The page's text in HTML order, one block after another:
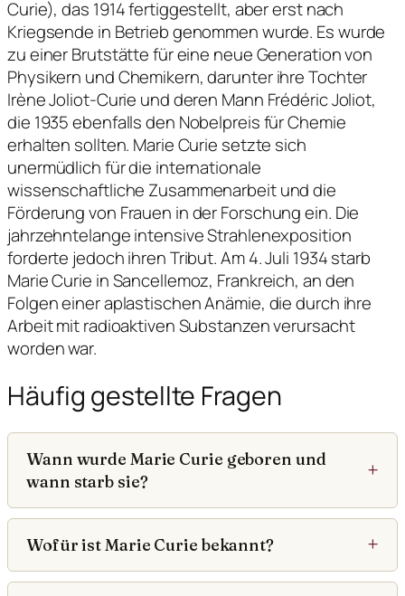
Curie), das 1914 fertiggestellt, aber erst nach
Kriegsende in Betrieb genommen wurde. Es wurde
zu einer Brutstätte für eine neue Generation von
Physikern und Chemikern, darunter ihre Tochter
Irène Joliot-Curie und deren Mann Frédéric Joliot,
die 1935 ebenfalls den Nobelpreis für Chemie
erhalten sollten. Marie Curie setzte sich
unermüdlich für die internationale
wissenschaftliche Zusammenarbeit und die
Förderung von Frauen in der Forschung ein. Die
jahrzehntelange intensive Strahlenexposition
forderte jedoch ihren Tribut. Am 4. Juli 1934 starb
Marie Curie in Sancellemoz, Frankreich, an den
Folgen einer aplastischen Anämie, die durch ihre
Arbeit mit radioaktiven Substanzen verursacht
worden war.
Häufig gestellte Fragen
Wann wurde Marie Curie geboren und
wann starb sie?
Wofür ist Marie Curie bekannt?